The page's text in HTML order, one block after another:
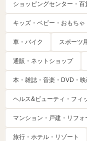
ショッピングセンター・百
キッズ・ベビー・おもちゃ
車・バイク スポーツ
通販・ネットショップ
本・雑誌・音楽・DVD・
ヘルス&ビューティ・フィ
マンション・戸建・リフ
旅行・ホテル・リゾート